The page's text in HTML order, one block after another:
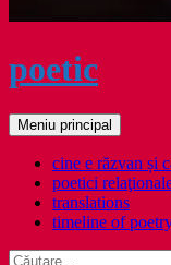
poetic
Caută
Meniu principal
cine e răzvan și
poetici
translations
timeline of
Caută